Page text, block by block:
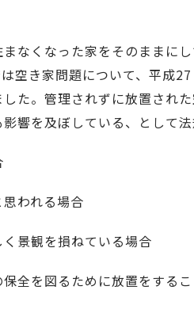
なくなった家をそのままに
空き家問題について、平成
た。管理されずに放置され
響を及ぼしている、として法
われる場合
景観を損ねている場合
全を図るために放置をする